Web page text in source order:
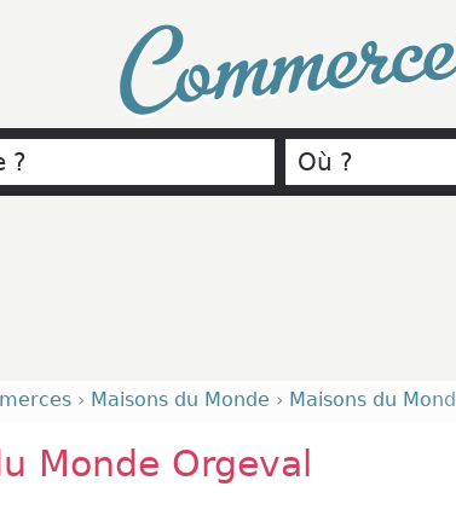
› Maisons du Monde › Maisons du
Monde Orgeval